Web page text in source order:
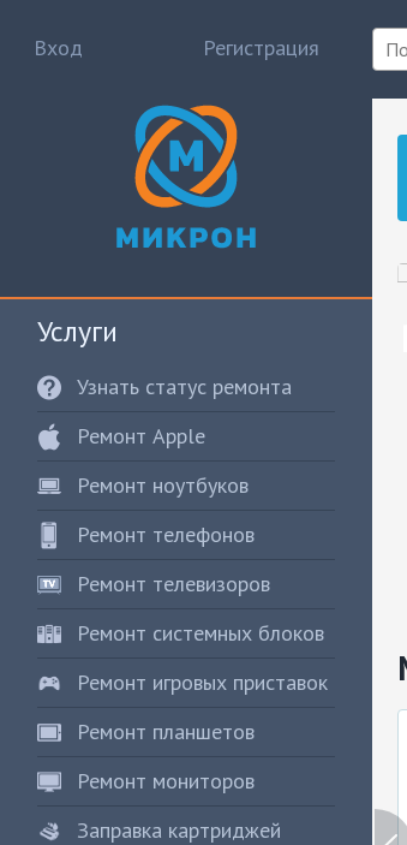
Вход Регистрация
Услуги
Узнать статус ремонта
Ремонт Apple
Ремонт ноутбуков
Ремонт телефонов
Ремонт телевизоров
Ремонт системных блоков
Ремонт игровых приставок
Ремонт планшетов
Ремонт мониторов
Заправка картриджей